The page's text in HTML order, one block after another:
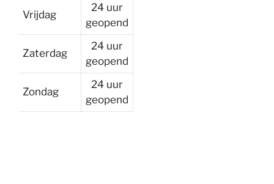
Vrijdag
24 uur
geopend
Zaterdag
24 uur
geopend
Zondag
24 uur
geopend